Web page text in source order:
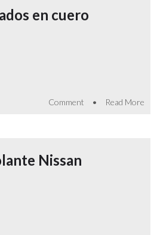
en cuero
Comment • Read More
Nissan